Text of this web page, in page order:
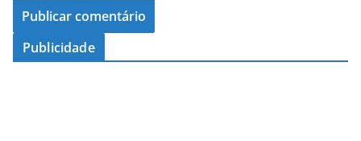
Publicidade